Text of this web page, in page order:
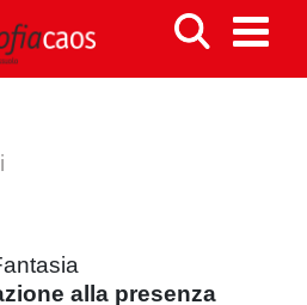
alla presenza